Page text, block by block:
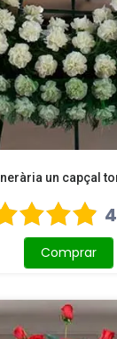
un capçal
Comprar